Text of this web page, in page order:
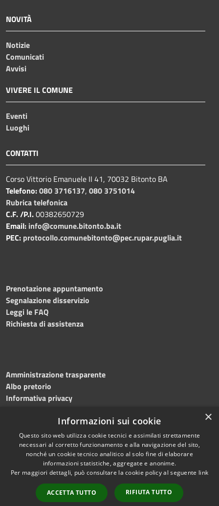
NOVITÀ
Notizie
Comunicati
Avvisi
VIVERE IL COMUNE
Eventi
Luoghi
CONTATTI
Corso Vittorio Emanuele II 41, 70032 Bitonto BA
Telefono:080 3716137, 080 3751014
Rubrica telefonica
C.F. /P.I.00382650729
Email: info@comune.bitonto.ba.it
PEC: protocollo.comunebitonto@pec.rupar.puglia.it
Prenotazione appuntamento
Segnalazione disservizio
Leggi le FAQ
Richiesta di assistenza
Amministrazione trasparente
Albo pretorio
Informativa privacy
Dichiarazione di accessibilità Meccanismo di feedback
RSS
Accessibilità
Copyright © 2026 • Comune di
Bitonto • Powered by
Municipium•
Accesso
×
Informazioni sui cookie
Questo sito web utilizza cookie tecnici e assimilati strettamente
necessari al corretto funzionamento e alla navigazione del sito,
nonché un cookie tecnico analitico al solo fine di elaborare
informazioni statistiche, aggregate e anonime.
Per maggiori dettagli, può consultare la cookie policy al seguente link
ACCETTA TUTTO RIFIUTA TUTTO